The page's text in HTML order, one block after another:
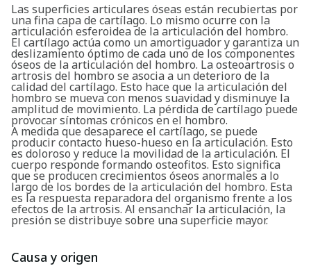
Las superficies articulares óseas están recubiertas por
una fina capa de cartílago. Lo mismo ocurre con la
articulación esferoidea de la articulación del hombro.
El cartílago actúa como un amortiguador y garantiza un
deslizamiento óptimo de cada uno de los componentes
óseos de la articulación del hombro. La osteoartrosis o
artrosis del hombro se asocia a un deterioro de la
calidad del cartílago. Esto hace que la articulación del
hombro se mueva con menos suavidad y disminuye la
amplitud de movimiento. La pérdida de cartílago puede
provocar síntomas crónicos en el hombro.
A medida que desaparece el cartílago, se puede
producir contacto hueso-hueso en la articulación. Esto
es doloroso y reduce la movilidad de la articulación. El
cuerpo responde formando osteofitos. Esto significa
que se producen crecimientos óseos anormales a lo
largo de los bordes de la articulación del hombro. Esta
es la respuesta reparadora del organismo frente a los
efectos de la artrosis. Al ensanchar la articulación, la
presión se distribuye sobre una superficie mayor.
Causa y origen